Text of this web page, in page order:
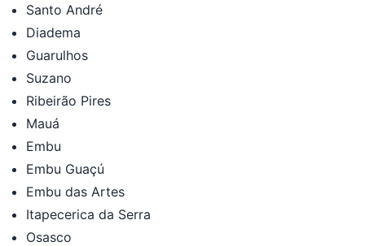
Santo André
Diadema
Guarulhos
Suzano
Ribeirão Pires
Mauá
Embu
Embu Guaçú
Embu das Artes
Itapecerica da Serra
Osasco